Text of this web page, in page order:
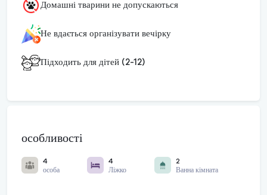
Домашні тварини не допускаються
Не вдається організувати вечірку
Підходить для дітей (2-12)
особливості
4
особа
4
Ліжко
2
Ванна кімната